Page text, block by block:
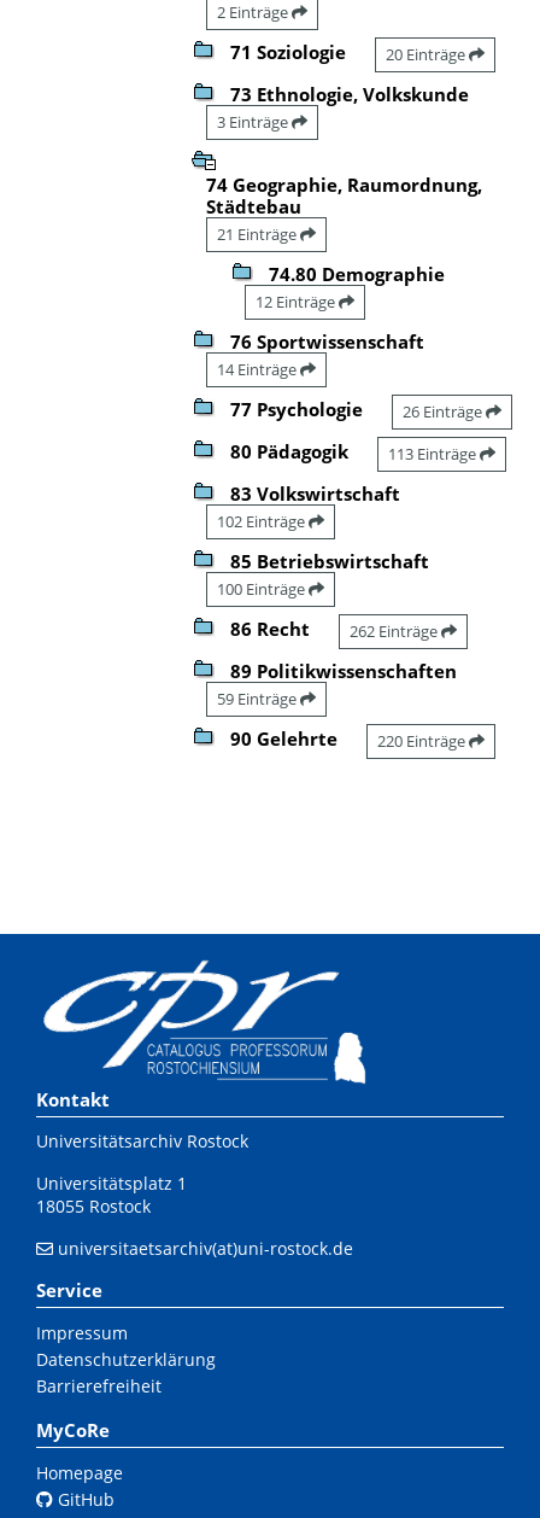
2 Einträge
71 Soziologie 20 Einträge
73 Ethnologie, Volkskunde
3 Einträge
74 Geographie, Raumordnung,
Städtebau
21 Einträge
74.80 Demographie
12 Einträge
76 Sportwissenschaft
14 Einträge
77 Psychologie 26 Einträge
80 Pädagogik 113 Einträge
83 Volkswirtschaft
102 Einträge
85 Betriebswirtschaft
100 Einträge
86 Recht 262 Einträge
89 Politikwissenschaften
59 Einträge
90 Gelehrte 220 Einträge
Kontakt
Universitätsarchiv Rostock
Universitätsplatz 1
18055 Rostock
universitaetsarchiv(at)uni-rostock.de
Service
Impressum
Datenschutzerklärung
Barrierefreiheit
MyCoRe
Homepage
GitHub